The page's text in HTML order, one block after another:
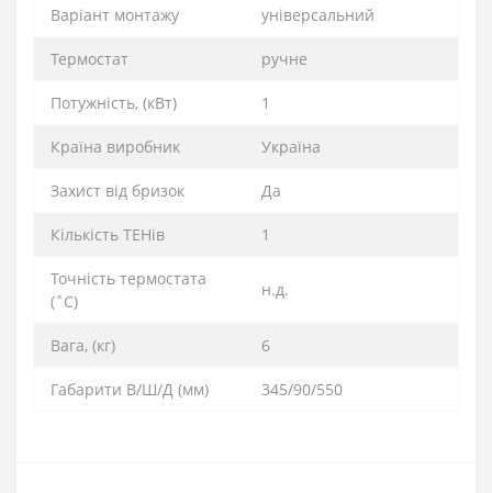
Варіант монтажу універсальний
Термостат ручне
Потужність, (кВт) 1
Країна виробник Україна
Захист від бризок Да
Кількість ТЕНів 1
Точність термостата
(˚С)
н.д.
Вага, (кг) 6
Габарити В/Ш/Д (мм) 345/90/550